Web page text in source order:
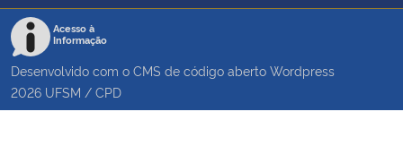
Acesso à
Informação
Desenvolvido com o CMS de código aberto Wordpress
2026 UFSM / CPD